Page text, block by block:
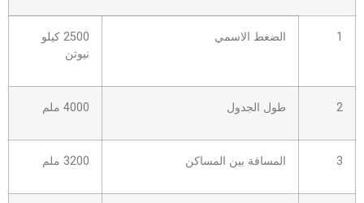
1 الضغط الاسمي
2500 كيلو
نيوتن
2 طول الجدول 4000 ملم
3 المسافة بين المساكن 3200 ملم